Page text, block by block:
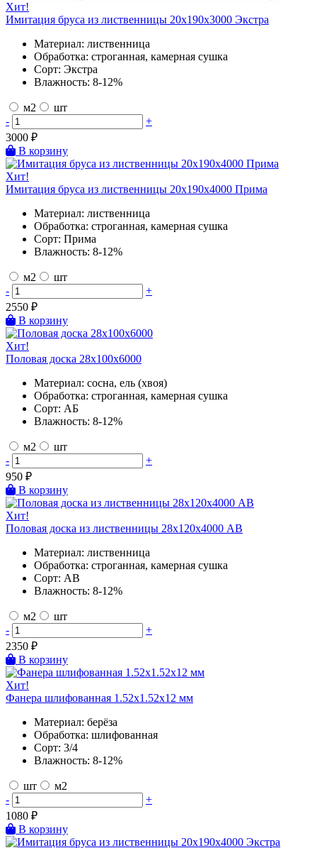
Хит!
Имитация бруса из лиственницы 20х190х3000 Экстра
Материал: лиственница
Обработка: строганная, камерная сушка
Сорт: Экстра
Влажность: 8-12%
м2
шт
-
+
3000 ₽
В корзину
Хит!
Имитация бруса из лиственницы 20х190х4000 Прима
Материал: лиственница
Обработка: строганная, камерная сушка
Сорт: Прима
Влажность: 8-12%
м2
шт
-
+
2550 ₽
В корзину
Хит!
Половая доска 28х100х6000
Материал: сосна, ель (хвоя)
Обработка: строганная, камерная сушка
Сорт: АБ
Влажность: 8-12%
м2
шт
-
+
950 ₽
В корзину
Хит!
Половая доска из лиственницы 28х120х4000 AB
Материал: лиственница
Обработка: строганная, камерная сушка
Сорт: AB
Влажность: 8-12%
м2
шт
-
+
2350 ₽
В корзину
Хит!
Фанера шлифованная 1.52х1.52х12 мм
Материал: берёза
Обработка: шлифованная
Сорт: 3/4
Влажность: 8-12%
шт
м2
-
+
1080 ₽
В корзину